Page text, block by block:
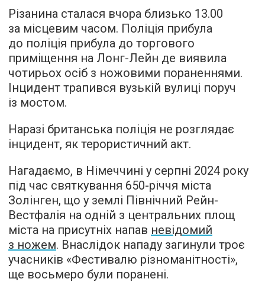
Різанина сталася вчора близько 13.00
за місцевим часом. Поліція прибула
до поліція прибула до торгового
приміщення на Лонг-Лейн де виявила
чотирьох осіб з ножовими пораненнями.
Інцидент трапився вузькій вулиці поруч
із мостом.
Наразі британська поліція не розглядає
інцидент, як терористичний акт.
Нагадаємо, в Німеччині у серпні 2024 року
під час святкування 650-річчя міста
Золінген, що у землі Північний Рейн-
Вестфалія на одній з центральних площ
міста на присутніх напав невідомий
з ножем. Внаслідок нападу загинули троє
учасників «Фестивалю різноманітності»,
ще восьмеро були поранені.